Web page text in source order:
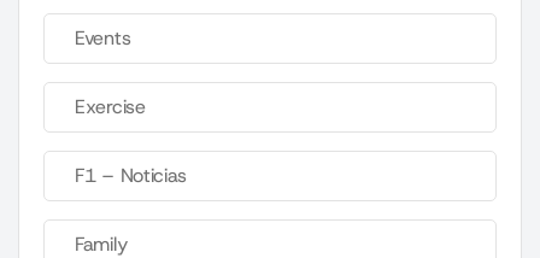
Events
Exercise
F1 – Noticias
Family